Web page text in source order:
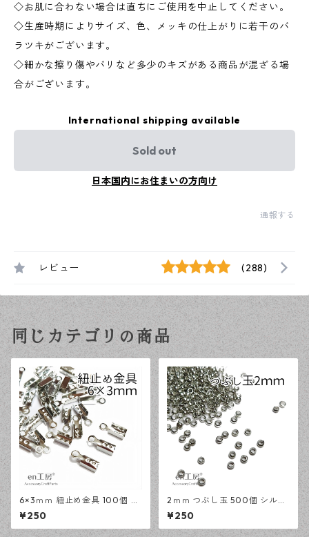
◇お肌に合わない場合は直ちにご使用を中止してください。
◇生産時期によりサイズ、色、メッキの仕上がりに若干のバ
ラツキがございます。
◇細かな擦り傷やバリなど多少のキズがある商品が混ざる場
合がございます。
International shipping available
Sold out
日本国内にお住まいの方向け
通報する
レビュー (288)
同じカテゴリの商品
6×3ｍｍ 紐止め金具 100個 シ
ルバー カシメ アクセサリーパ
ーツ 基礎パーツ ハンドメイド
資材 【en工房】
¥250
2ｍｍ つぶし玉 500個 シルバ
ー かしめ玉 アクセサリーパー
ツ 基礎パーツ ハンドメイド資
材 【en工房】
¥250